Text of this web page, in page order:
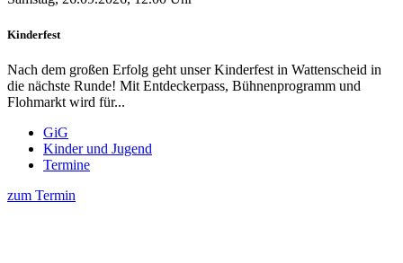
Kinderfest
Nach dem großen Erfolg geht unser Kinderfest in Wattenscheid in
die nächste Runde! Mit Entdeckerpass, Bühnenprogramm und
Flohmarkt wird für...
GiG
Kinder und Jugend
Termine
zum Termin